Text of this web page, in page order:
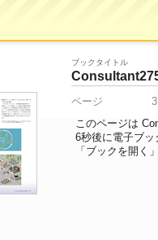
ブックタイトル
ページ
このページは
6秒後に電子ブッ
「ブックを開く